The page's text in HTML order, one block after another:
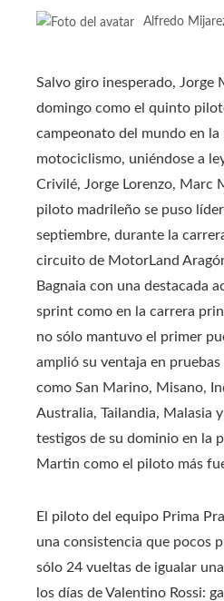
Alfredo
Salvo giro inesperado, Jorge
domingo como el quinto
campeonato del mundo en la
motociclismo, uniéndose a
Crivilé, Jorge Lorenzo, Marc
piloto madrileño se puso
septiembre, durante la
circuito de MotorLand
Bagnaia con una destacada
sprint como en la carrera
no sólo mantuvo el primer
amplió su ventaja en
como San Marino, Misano,
Australia, Tailandia, Malasia
testigos de su dominio en la
Martin como el piloto más
El piloto del equipo Prima
una consistencia que pocos
sólo 24 vueltas de igualar
los días de Valentino Rossi: